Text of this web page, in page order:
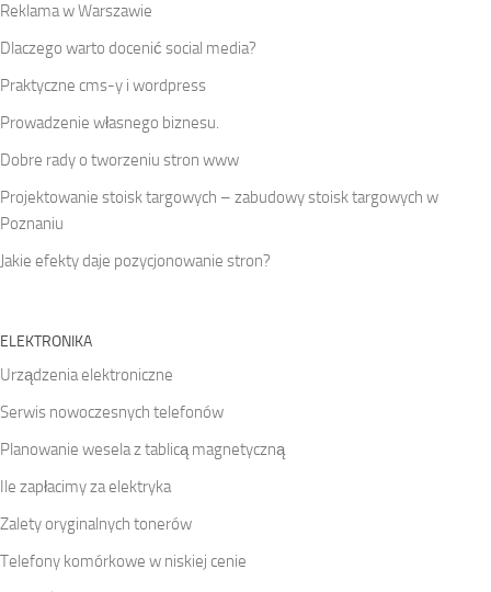
Reklama w Warszawie
Dlaczego warto docenić social media?
Praktyczne cms-y i wordpress
Prowadzenie własnego biznesu.
Dobre rady o tworzeniu stron www
Projektowanie stoisk targowych – zabudowy stoisk targowych w
Poznaniu
Jakie efekty daje pozycjonowanie stron?
ELEKTRONIKA
Urządzenia elektroniczne
Serwis nowoczesnych telefonów
Planowanie wesela z tablicą magnetyczną
Ile zapłacimy za elektryka
Zalety oryginalnych tonerów
Telefony komórkowe w niskiej cenie